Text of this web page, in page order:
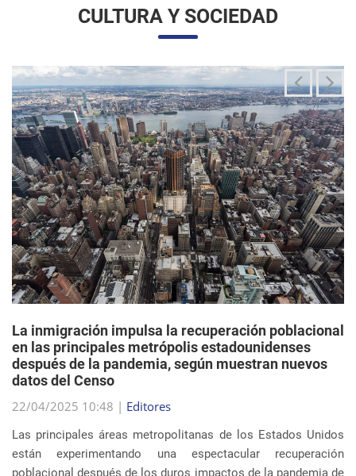
La inmigración impulsa la recuperación poblacional
en las principales metrópolis estadounidenses
después de la pandemia, según muestran nuevos
datos del Censo
22/04/2025 10:48 |Editores
están experimentando una espectacular recuperación
poblacional después de los duros impactos de la pandemia de
COVID-19, y el principal impulsor de est...
sigue leyendo
EVENTOS